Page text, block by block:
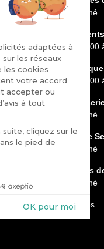
Dimanche : fermé
Ventes aux
Dimanche : 09h00
Atelier
Dimanche : 09h00
Atelier
Dimanche : fermé
Renault Minute
Dimanche : fermé
Magasin pièces
Dimanche : fermé
Tous les horaires